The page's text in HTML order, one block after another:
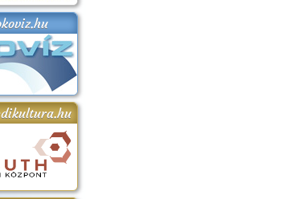
Toborzó
Szent István Ünnepe
(2017. 08. 20.)